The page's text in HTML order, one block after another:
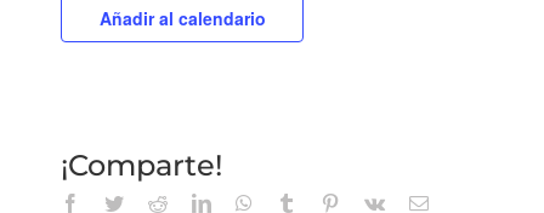
Añadir al calendario
¡Comparte!
Facebook
TwitterRedditLinkedInWhatsApp
Tumblr Pinterest
Vk
Correo